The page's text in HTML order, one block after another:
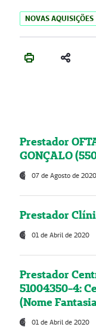
NOVAS AQUISIÇÕES
Prestador
GONÇALO
07 de Agosto de 2020
Prestador
01 de Abril de 2020
Prestador
51004350-4:
(Nome
01 de Abril de 2020